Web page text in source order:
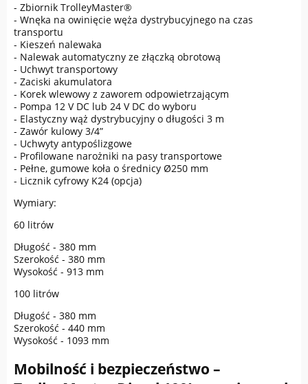
- Zbiornik TrolleyMaster®
- Wnęka na owinięcie węża dystrybucyjnego na czas
transportu
- Kieszeń nalewaka
- Nalewak automatyczny ze złączką obrotową
- Uchwyt transportowy
- Zaciski akumulatora
- Korek wlewowy z zaworem odpowietrzającym
- Pompa 12 V DC lub 24 V DC do wyboru
- Elastyczny wąż dystrybucyjny o długości 3 m
- Zawór kulowy 3/4”
- Uchwyty antypoślizgowe
- Profilowane narożniki na pasy transportowe
- Pełne, gumowe koła o średnicy Ø250 mm
- Licznik cyfrowy K24 (opcja)
Wymiary:
60 litrów
Długość - 380 mm
Szerokość - 380 mm
Wysokość - 913 mm
100 litrów
Długość - 380 mm
Szerokość - 440 mm
Wysokość - 1093 mm
Mobilność i bezpieczeństwo –